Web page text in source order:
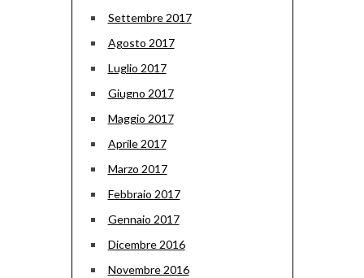
Settembre 2017
Agosto 2017
Luglio 2017
Giugno 2017
Maggio 2017
Aprile 2017
Marzo 2017
Febbraio 2017
Gennaio 2017
Dicembre 2016
Novembre 2016